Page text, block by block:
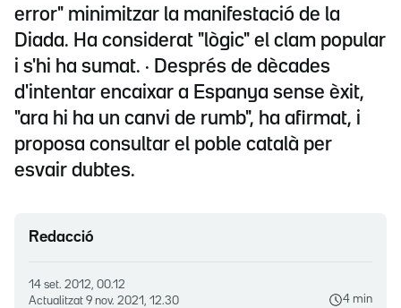
error" minimitzar la manifestació de la
Diada. Ha considerat "lògic" el clam popular
i s'hi ha sumat. · Després de dècades
d'intentar encaixar a Espanya sense èxit,
"ara hi ha un canvi de rumb", ha afirmat, i
proposa consultar el poble català per
esvair dubtes.
Redacció
14 set. 2012, 00.12
Actualitzat 9 nov. 2021, 12.30 4 min